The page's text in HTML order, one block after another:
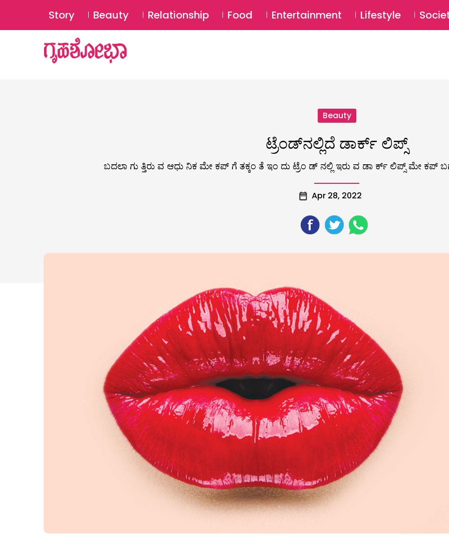
Story Beauty Relationship Food Entertainment Lifestyle
Beauty
ಟ್ರೆಂಡ್‌ನಲ್ಲಿದೆ ಡಾರ್ಕ್‌ ಲಿಪ್ಸ್
ಬದಲಾ ಗು ತ್ತಿರು ವ ಆಧು ನಿಕ ಮೇ ಕಪ್ ಗೆ ತಕ್ಕಂ ತೆ ಇಂ ದು ಟ್ರೆಂ ಡ್ ನಲ್ಲಿ ಇರು ವ ಡಾ ರ್ಕ್ ಲಿಪ್ಸ್ ಮೇ ಕಪ್
Apr 28, 2022